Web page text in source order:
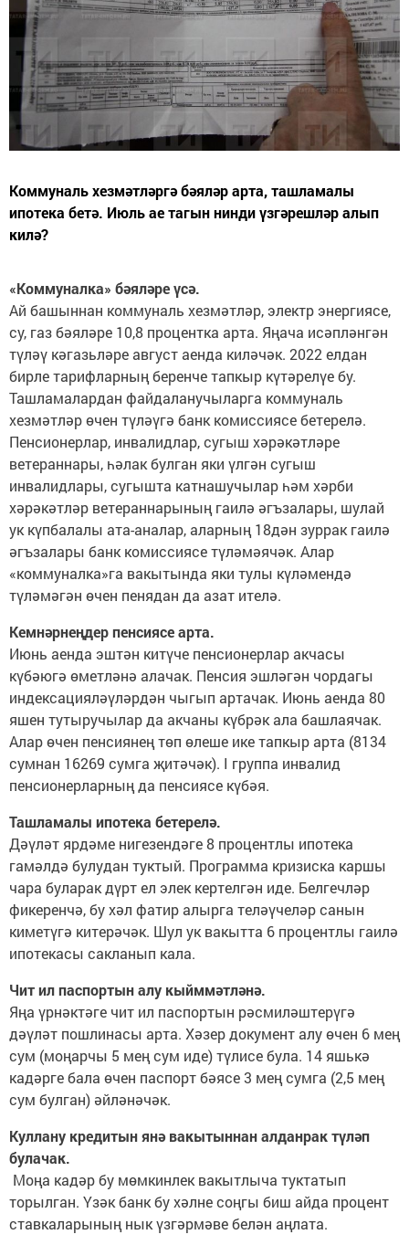
Коммуналь хезмәтләргә бәяләр арта, ташламалы
ипотека бетә. Июль ае тагын нинди үзгәрешләр алып
килә?
«Коммуналка» бәяләре үсә.
Ай башыннан коммуналь хезмәтләр, электр энергиясе,
су, газ бәяләре 10,8 процентка арта. Яңача исәпләнгән
түләү кәгазьләре август аенда киләчәк. 2022 елдан
бирле тарифларның беренче тапкыр күтәрелүе бу.
Ташламалардан файдаланучыларга коммуналь
хезмәтләр өчен түләүгә банк комиссиясе бетерелә.
Пенсионерлар, инвалидлар, сугыш хәрәкәтләре
ветераннары, һәлак булган яки үлгән сугыш
инвалидлары, сугышта катнашучылар һәм хәрби
хәрәкәтләр ветераннарының гаилә әгъзалары, шулай
ук күпбалалы ата-аналар, аларның 18дән зуррак гаилә
әгъзалары банк комиссиясе түләмәячәк. Алар
«коммуналка»га вакытында яки тулы күләмендә
түләмәгән өчен пенядан да азат ителә.
Кемнәрнеңдер пенсиясе арта.
Июнь аенда эштән китүче пенсионерлар акчасы
күбәюгә өметләнә алачак. Пенсия эшләгән чордагы
индексацияләүләрдән чыгып артачак. Июнь аенда 80
яшен тутыручылар да акчаны күбрәк ала башлаячак.
Алар өчен пенсиянең төп өлеше ике тапкыр арта (8134
сумнан 16269 сумга җитәчәк). I группа инвалид
пенсионерларның да пенсиясе күбәя.
Ташламалы ипотека бетерелә.
Дәүләт ярдәме нигезендәге 8 процентлы ипотека
гамәлдә булудан туктый. Программа кризиска каршы
чара буларак дүрт ел элек кертелгән иде. Белгечләр
фикеренчә, бу хәл фатир алырга теләүчеләр санын
киметүгә китерәчәк. Шул ук вакытта 6 процентлы гаилә
ипотекасы сакланып кала.
Чит ил паспортын алу кыйммәтләнә.
Яңа үрнәктәге чит ил паспортын рәсмиләштерүгә
дәүләт пошлинасы арта. Хәзер документ алу өчен 6 мең
сум (моңарчы 5 мең сум иде) түлисе була. 14 яшькә
кадәрге бала өчен паспорт бәясе 3 мең сумга (2,5 мең
сум булган) әйләнәчәк.
Куллану кредитын янә вакытыннан алданрак түләп
булачак.
Моңа кадәр бу мөмкинлек вакытлыча туктатып
торылган. Үзәк банк бу хәлне соңгы биш айда процент
ставкаларының нык үзгәрмәве белән аңлата.